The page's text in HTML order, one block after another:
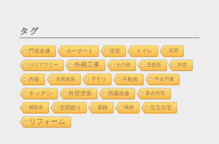
タグ
門扉改修 カーポート 浴室 トイレ 玄関
バリアフリー 外構工事 その他 洗面所 内窓
内装 全面改装 手すり 不動産 中古戸建
キッチン 外壁塗装 雨漏改修 集合住宅
補助金 玄関廻り 屋根 収納 注文住宅
リフォーム